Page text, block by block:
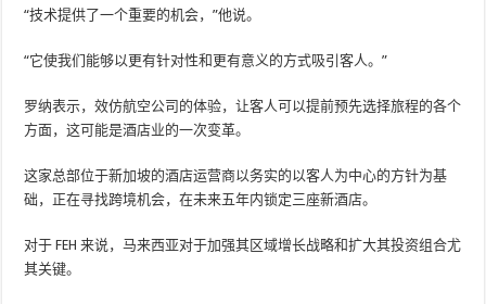
“技术提供了一个重要的机会，”他说。
“它使我们能够以更有针对性和更有意义的方式吸引客人。”
罗纳表示，效仿航空公司的体验，让客人可以提前预先选择旅程的各个
方面，这可能是酒店业的一次变革。
这家总部位于新加坡的酒店运营商以务实的以客人为中心的方针为基
础，正在寻找跨境机会，在未来五年内锁定三座新酒店。
对于 FEH 来说，马来西亚对于加强其区域增长战略和扩大其投资组合尤
其关键。